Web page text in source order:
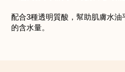
配合3種透明質酸，幫助肌膚水
的含水量。